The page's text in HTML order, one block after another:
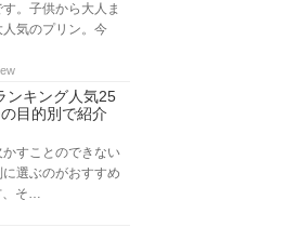
。子供から大人ま
気のプリン。今
ンキング人気25
目的別で紹介
すことのできない
選ぶのがおすすめ
、そ…